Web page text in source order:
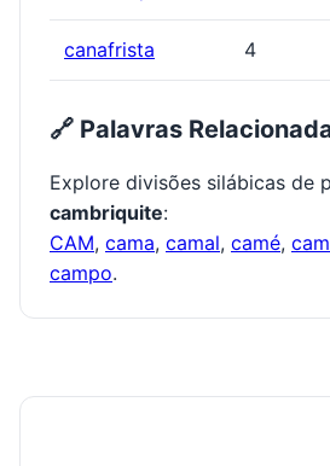
canafrista 4
🔗 Palavras
Explore divisões silábicas de
cambriquite:
CAM, cama, camal, camé,
campo.